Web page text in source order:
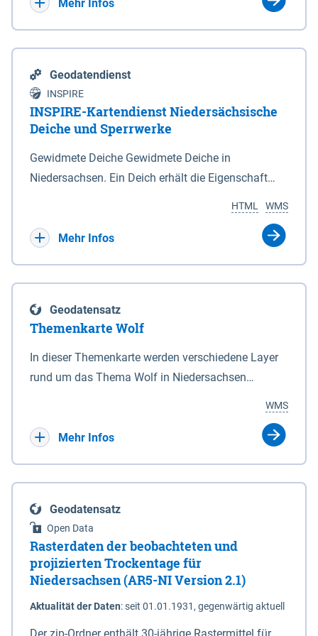
Mehr Infos
Geodatendienst
INSPIRE
INSPIRE-Kartendienst Niedersächsische
Deiche und Sperrwerke
Gewidmete Deiche Gewidmete Deiche in
Niedersachsen. Ein Deich erhält die Eigenschaft
Deichbehörde durch Verordnung ausspricht. Für
enthalten. Sperrwerke Sperrwerke sind Bauwerke
mit Sperrvorrichtungen in Tidegewässern, die dem
Schutz eines Gebietes vor erhöhten Tiden, vor allem
vor Sturmfluten, zu dienen bestimmt sind (§2 Abs.3
Eigenschaft eines Sperrwerkes durch Widmung, die
die Deichbehörde durch Verordnung ausspricht.
WMS
HTML
Mehr Infos
Geodatensatz
Themenkarte Wolf
In dieser Themenkarte werden verschiedene Layer
rund um das Thema Wolf in Niedersachsen
sowie Status der bestehenden Wolfsterritorien im
laufenden Monitoringjahr.
WMS
Mehr Infos
Geodatensatz
Open Data
Rasterdaten der beobachteten und
projizierten Trockentage für
Niedersachsen (AR5-NI Version 2.1)
Aktualität der Daten:seit 01.01.1931, gegenwärtig aktuell